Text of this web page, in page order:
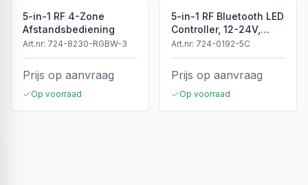
5-in-1 RF 4-Zone
Afstandsbediening
Art.nr: 724-8230-RGBW-3
Prijs op aanvraag
Op voorraad
5-in-1 RF Bluetooth LED
Controller, 12-24V,
5x4A, 240/480W
Art.nr: 724-0192-5C
Prijs op aanvraag
Op voorraad